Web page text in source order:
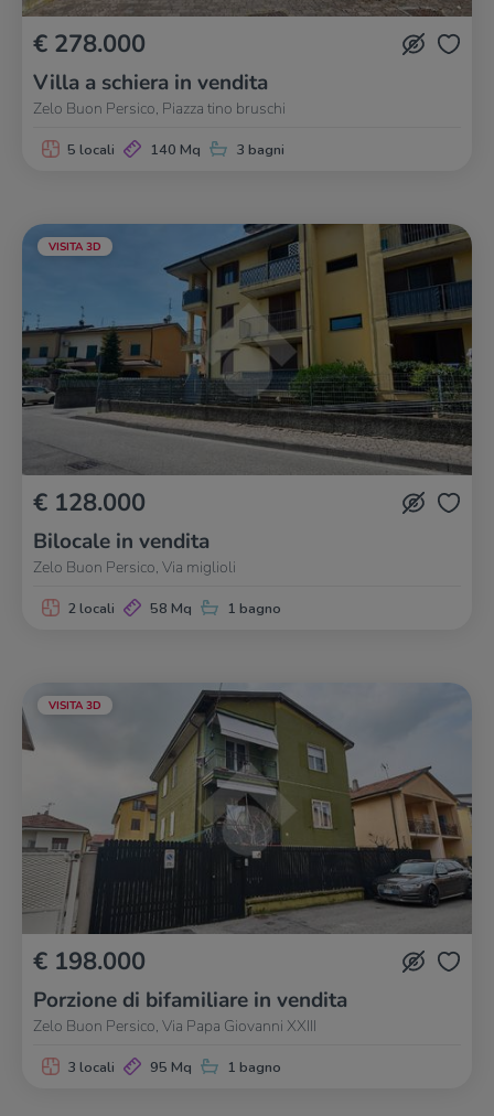
€ 278.000
Villa a schiera in vendita
Zelo Buon Persico, Piazza tino bruschi
5 locali 140 Mq 3 bagni
VISITA 3D
€ 128.000
Bilocale in vendita
Zelo Buon Persico, Via miglioli
2 locali 58 Mq 1 bagno
VISITA 3D
€ 198.000
Porzione di bifamiliare in vendita
Zelo Buon Persico, Via Papa Giovanni XXIII
3 locali 95 Mq 1 bagno